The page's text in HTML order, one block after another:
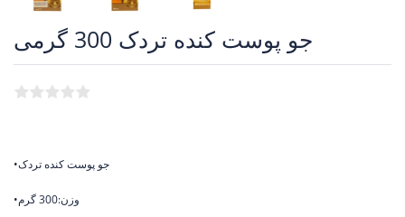
جو پوست کنده تردک 300 گرمی
•جو پوست کنده تردک
•وزن:300 گرم